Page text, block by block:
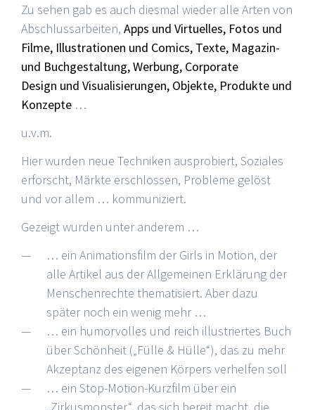
Zu sehen gab es auch diesmal wieder alle Arten von
Abschlussarbeiten, Apps und Virtuelles, Fotos und
Filme, Illustrationen und Comics, Texte, Magazin-
und Buchgestaltung,Werbung, Corporate
Design und Visualisierungen, Objekte, Produkte und
Konzepte …
u.v.m.
Hier wurden neue Techniken ausprobiert, Soziales
erforscht, Märkte erschlossen, Probleme gelöst
und vor allem … kommuniziert.
Gezeigt wurden unter anderem …
… ein Animationsfilm der Girls in Motion, der
alle Artikel aus der Allgemeinen Erklärung der
Menschenrechte thematisiert. Aber dazu
später noch ein wenig mehr …
… ein humorvolles und reich illustriertes Buch
über Schönheit („Fülle & Hülle“), das zu mehr
Akzeptanz des eigenen Körpers verhelfen soll
… ein Stop-Motion-Kurzfilm über ein
„Zirkusmonster“, das sich bereit macht, die